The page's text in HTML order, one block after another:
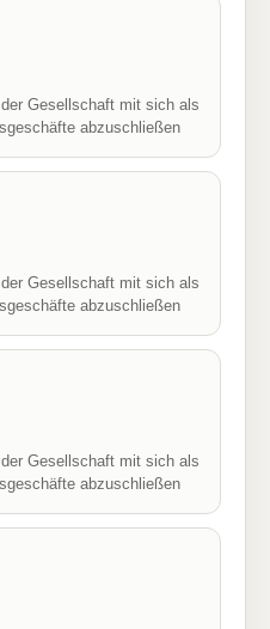
Gesellschaft mit sich als
abzuschließen
Gesellschaft mit sich als
abzuschließen
Gesellschaft mit sich als
abzuschließen